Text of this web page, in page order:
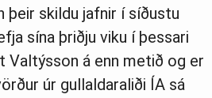
þeir skildu jafnir í síðustu
sína þriðju viku í þessari
Valtýsson á enn metið og er
úr gullaldaraliði ÍA sá